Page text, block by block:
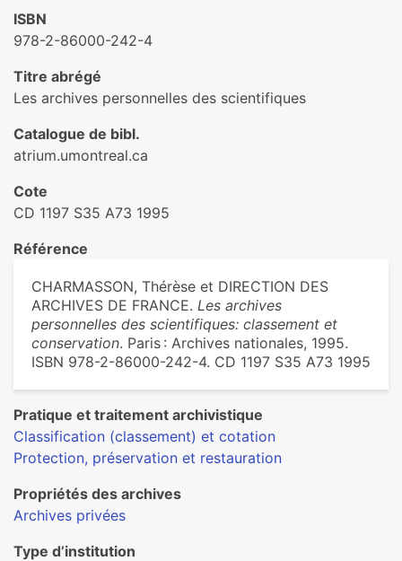
ISBN
978-2-86000-242-4
Titre abrégé
Les archives personnelles des scientifiques
Catalogue de bibl.
atrium.umontreal.ca
Cote
CD 1197 S35 A73 1995
Référence
CHARMASSON, Thérèse et DIRECTION DES
ARCHIVES DE FRANCE. Les archives
personnelles des scientifiques: classement et
conservation. Paris : Archives nationales, 1995.
ISBN 978-2-86000-242-4. CD 1197 S35 A73 1995
Pratique et traitement archivistique
Classification (classement) et cotation
Protection, préservation et restauration
Propriétés des archives
Archives privées
Type d’institution